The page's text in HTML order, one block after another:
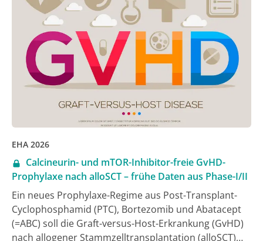
EHA 2026
Calcineurin- und mTOR-Inhibitor-freie GvHD-
Prophylaxe nach alloSCT – frühe Daten aus Phase-I/II
Ein neues Prophylaxe-Regime aus Post-Transplant-
Cyclophosphamid (PTC), Bortezomib und Abatacept
(=ABC) soll die Graft-versus-Host-Erkrankung (GvHD)
nach allogener Stammzelltransplantation (alloSCT)